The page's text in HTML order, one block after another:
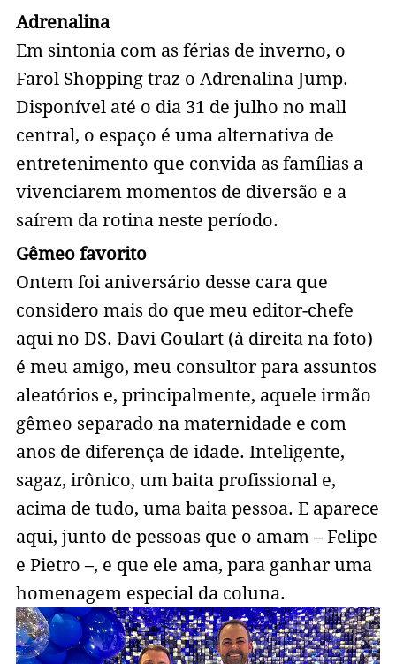
Adrenalina
Em sintonia com as férias de inverno, o
Farol Shopping traz o Adrenalina Jump.
Disponível até o dia 31 de julho no mall
central, o espaço é uma alternativa de
entretenimento que convida as famílias a
vivenciarem momentos de diversão e a
saírem da rotina neste período.
Gêmeo favorito
Ontem foi aniversário desse cara que
considero mais do que meu editor-chefe
aqui no DS. Davi Goulart (à direita na foto)
é meu amigo, meu consultor para assuntos
aleatórios e, principalmente, aquele irmão
gêmeo separado na maternidade e com
anos de diferença de idade. Inteligente,
sagaz, irônico, um baita profissional e,
acima de tudo, uma baita pessoa. E aparece
aqui, junto de pessoas que o amam – Felipe
e Pietro –, e que ele ama, para ganhar uma
homenagem especial da coluna.